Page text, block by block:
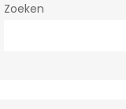
Zoeken